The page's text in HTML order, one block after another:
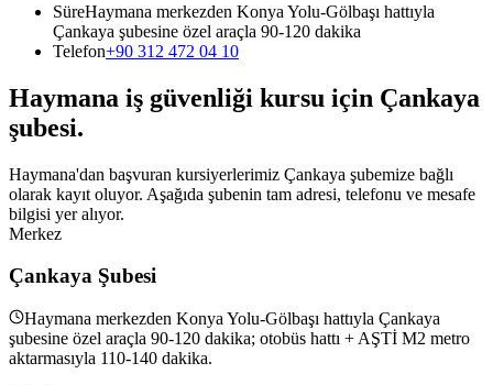
SüreHaymana merkezden Konya Yolu-Gölbaşı hattıyla
Çankaya şubesine özel araçla 90-120 dakika
Telefon+90 312 472 04 10
Haymana iş güvenliği kursu için Çankaya
şubesi.
Haymana'dan başvuran kursiyerlerimiz Çankaya şubemize bağlı
olarak kayıt oluyor. Aşağıda şubenin tam adresi, telefonu ve mesafe
bilgisi yer alıyor.
Merkez
Çankaya Şubesi
Haymana merkezden Konya Yolu-Gölbaşı hattıyla Çankaya
şubesine özel araçla 90-120 dakika; otobüs hattı + AŞTİ M2 metro
aktarmasıyla 110-140 dakika.